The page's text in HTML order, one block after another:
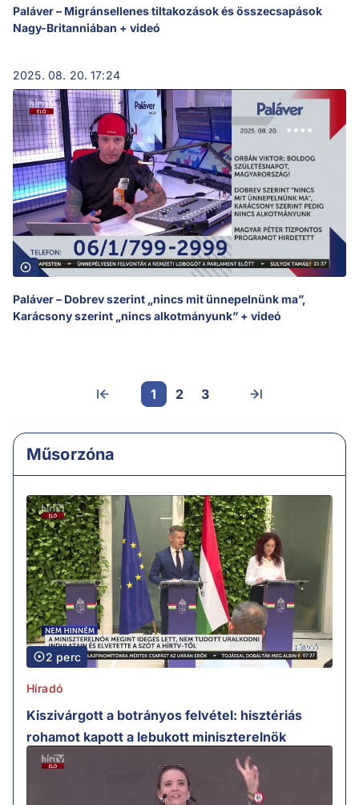
Paláver – Migránsellenes tiltakozások és összecsapások
Nagy-Britanniában + videó
2025. 08. 20. 17:24
Paláver – Dobrev szerint „nincs mit ünnepelnünk ma”,
Karácsony szerint „nincs alkotmányunk” + videó
1 2 3
Műsorzóna
2 perc
Híradó
Kiszivárgott a botrányos felvétel: hisztériás
rohamot kapott a lebukott miniszterelnök